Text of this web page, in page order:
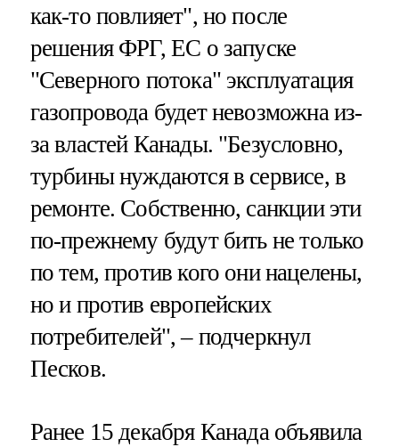
как-то повлияет", но после
решения ФРГ, ЕС о запуске
"Северного потока" эксплуатация
газопровода будет невозможна из-
за властей Канады. "Безусловно,
турбины нуждаются в сервисе, в
ремонте. Собственно, санкции эти
по-прежнему будут бить не только
по тем, против кого они нацелены,
но и против европейских
потребителей", – подчеркнул
Песков.
Ранее 15 декабря Канада объявила